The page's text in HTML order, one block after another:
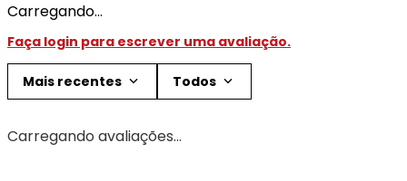
Carregando…
Faça login para escrever uma avaliação.
Mais recentes Todos
Carregando avaliações…